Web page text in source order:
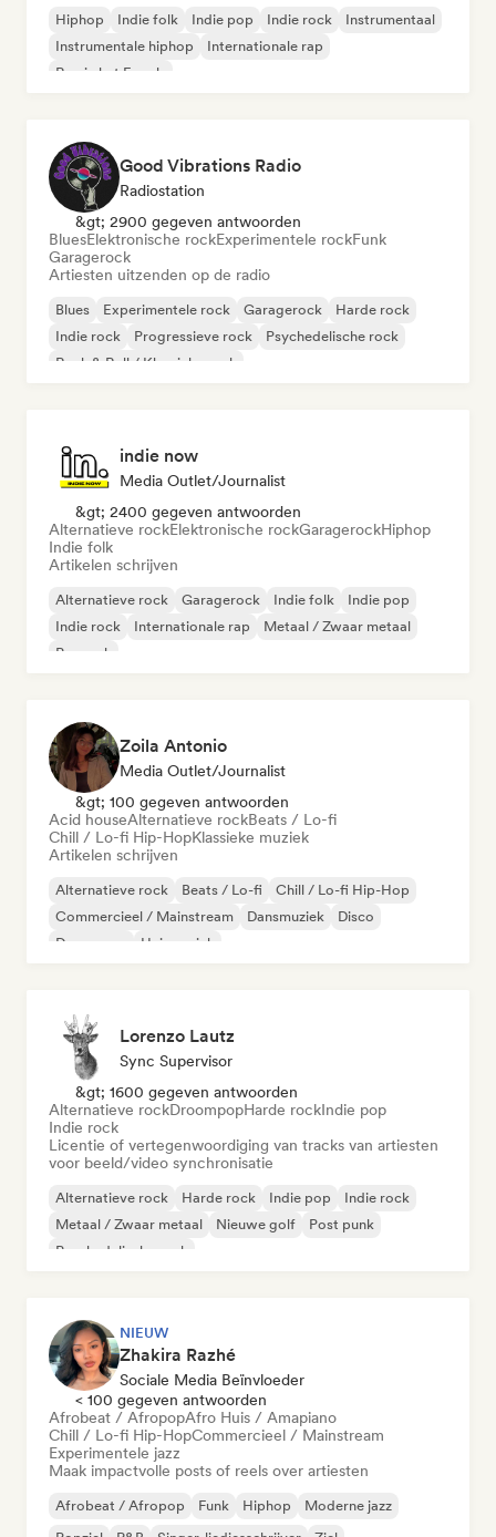
Hiphop Indie folk Indie pop Indie rock
Instrumentaal
Instrumentale hiphop
Internationale rap
Rap in het Engels
Good Vibrations Radio
Radiostation
&gt; 2900 gegeven antwoorden
BluesElektronische rockExperimentele rockFunk
Garagerock
Artiesten uitzenden op de radio
Blues Experimentele rock Garagerock
Harde rock
Indie rock
Progressieve rock
Psychedelische rock
Rock & Roll / Klassieke rock
indie now
Media Outlet/Journalist
&gt; 2400 gegeven antwoorden
Alternatieve rockElektronische rockGaragerockHiphop
Indie folk
Artikelen schrijven
Alternatieve rock Garagerock Indie folk
Indie pop
Indie rock
Internationale rap
Metaal / Zwaar metaal
Poprock
Zoila Antonio
Media Outlet/Journalist
&gt; 100 gegeven antwoorden
Acid houseAlternatieve rockBeats / Lo-fi
Chill / Lo-fi Hip-HopKlassieke muziek
Artikelen schrijven
Alternatieve rock Beats / Lo-fi
Chill / Lo-fi Hip-Hop
Commercieel / Mainstream
Dansmuziek
Disco
Droompop
Huismuziek
Lorenzo Lautz
Sync Supervisor
&gt; 1600 gegeven antwoorden
Alternatieve rockDroompopHarde rockIndie pop
Indie rock
Licentie of vertegenwoordiging van tracks van artiesten
voor beeld/video synchronisatie
Alternatieve rock Harde rock Indie pop
Indie rock
Metaal / Zwaar metaal
Nieuwe golf
Post punk
Psychedelische rock
NIEUW
Zhakira Razhé
Sociale Media Beïnvloeder
< 100 gegeven antwoorden
Afrobeat / AfropopAfro Huis / Amapiano
Chill / Lo-fi Hip-HopCommercieel / Mainstream
Experimentele jazz
Maak impactvolle posts of reels over artiesten
Afrobeat / Afropop Funk Hiphop
Moderne jazz